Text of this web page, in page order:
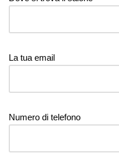
La tua email
Numero di telefono